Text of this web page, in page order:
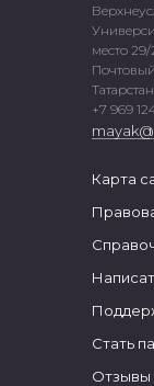
место 29/
+7 969
Карта
Стать
Отзывы